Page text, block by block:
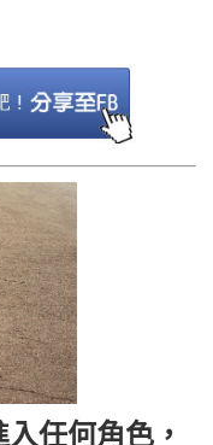
任何角色，